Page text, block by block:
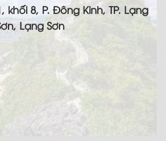
khối 8, P. Đông Kinh, TP. Lạng
Lạng Sơn